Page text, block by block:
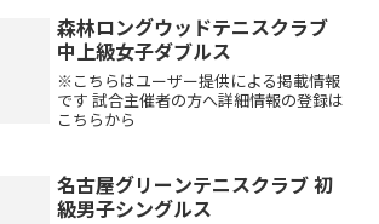
催時間午前8:30～9:00 受付 午前9:00 ル
ール説...
森林ロングウッドテニスクラブ
中上級女子ダブルス
※こちらはユーザー提供による掲載情報
です 試合主催者の方へ詳細情報の登録は
こちらから
名古屋グリーンテニスクラブ 初
級男子シングルス